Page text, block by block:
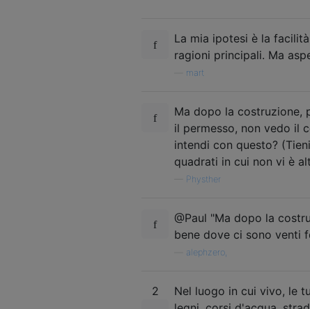
La mia ipotesi è la
ragioni principali. Ma
mart
Ma dopo la costruzione,
il permesso, non vedo il
intendi con questo?
quadrati in cui non vi è
Physther
@Paul "Ma dopo la
bene dove ci sono venti
alephzero,
2
Nel luogo in cui vivo, le